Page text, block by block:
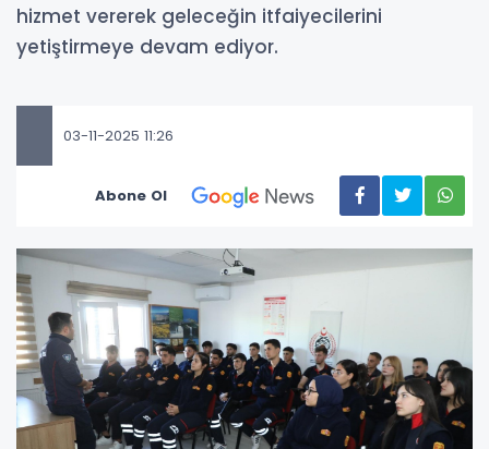
hizmet vererek geleceğin itfaiyecilerini
yetiştirmeye devam ediyor.
03-11-2025 11:26
Abone Ol